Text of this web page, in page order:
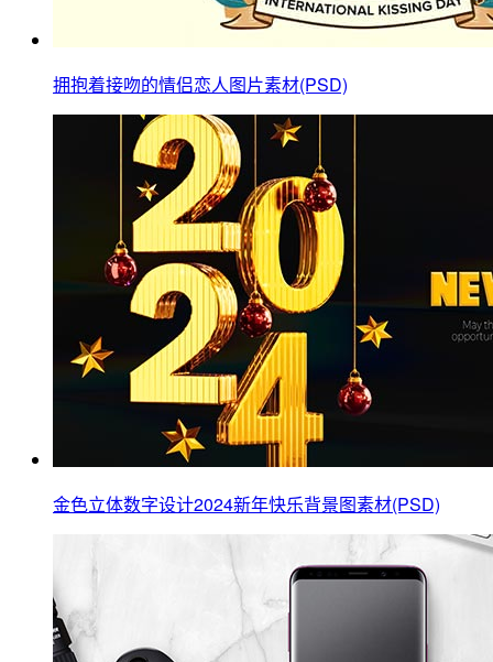
拥抱着接吻的情侣恋人图片素材(PSD)
金色立体数字设计2024新年快乐背景图素材(PSD)